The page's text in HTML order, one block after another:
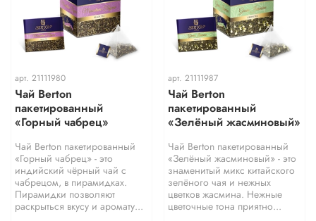
арт. 21111980
Чай Berton
пакетированный
«Горный чабрец»
Чай Berton пакетированный
«Горный чабрец» - это
индийский чёрный чай с
чабрецом, в пирамидках.
Пирамидки позволяют
раскрыться вкусу и аромату...
арт. 21111987
Чай Berton
пакетированный
«Зелёный жасминовый»
Чай Berton пакетированный
«Зелёный жасминовый» - это
знаменитый микс китайского
зелёного чая и нежных
цветков жасмина. Нежные
цветочные тона приятно...